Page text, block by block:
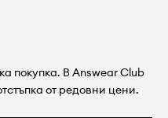
покупка. В Answear Club
от редовни цени.